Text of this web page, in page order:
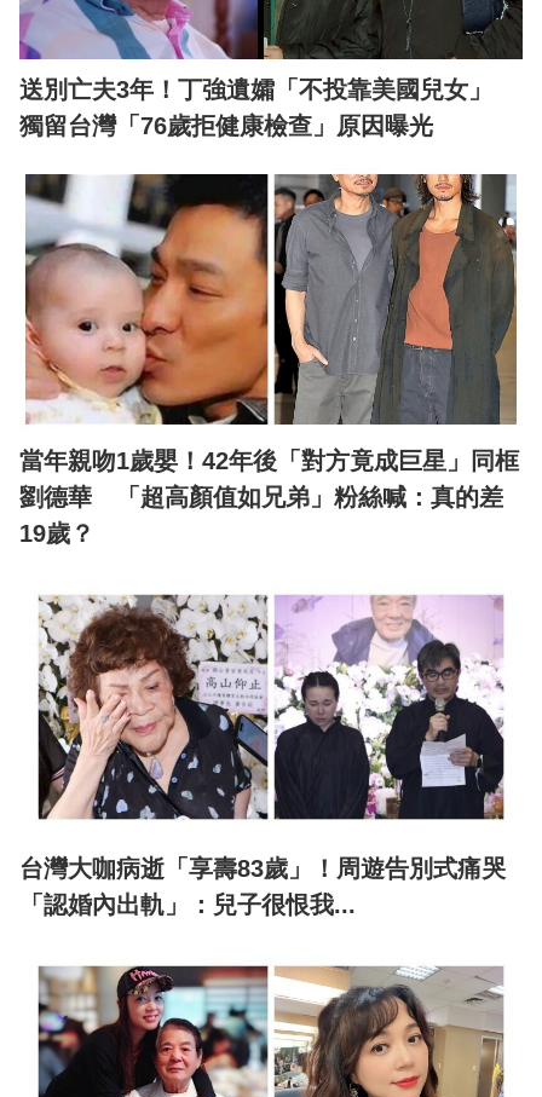
送別亡夫3年！丁強遺孀「不投靠美國兒女」
獨留台灣「76歲拒健康檢查」原因曝光
當年親吻1歲嬰！42年後「對方竟成巨星」同框
劉德華 「超高顏值如兄弟」粉絲喊：真的差
19歲？
台灣大咖病逝「享壽83歲」！周遊告別式痛哭
「認婚內出軌」：兒子很恨我...